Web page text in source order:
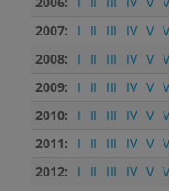
2007:
I II III IV V
2008:
I II III IV V
2009:
I II III IV V
2010:
I II III IV V
2011:
I II III IV V
2012:
I II III IV V